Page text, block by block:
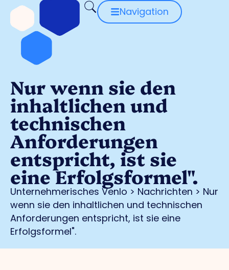
Navigation
Nur wenn sie den
inhaltlichen und
technischen
Anforderungen
entspricht, ist sie
eine Erfolgsformel".
Unternehmerisches Venlo > Nachrichten > Nur
wenn sie den inhaltlichen und technischen
Anforderungen entspricht, ist sie eine
Erfolgsformel".